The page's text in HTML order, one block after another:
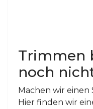
Trimmen
noch
Machen wir einen
Hier finden wir